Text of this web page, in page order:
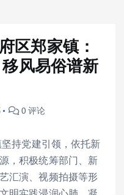
区郑家镇：
风易俗谱新
0 评论
持党建引领，依托新
，积极统筹部门、新
汇演、视频拍摄等形